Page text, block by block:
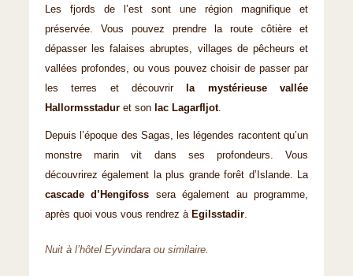
Les fjords de l’est sont une région magnifique et
préservée. Vous pouvez prendre la route côtière et
dépasser les falaises abruptes, villages de pêcheurs et
vallées profondes, ou vous pouvez choisir de passer par
les terres et découvrir
la mystérieuse vallée
Hallormsstadur et son lac Lagarfljot.
Depuis l’époque des Sagas, les légendes racontent qu’un
monstre marin vit dans ses profondeurs. Vous
découvrirez également la plus grande forêt d’Islande. La
cascade d’Hengifoss sera également au programme,
après quoi vous vous rendrez à Egilsstadir.
Nuit à l’hôtel Eyvindara ou similaire.